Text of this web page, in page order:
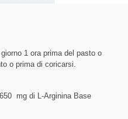
1 ora prima del pasto o
o prima di coricarsi.
mg di L-Arginina Base